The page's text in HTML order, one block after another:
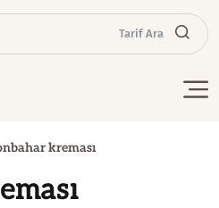
Tarif Ara
kreması